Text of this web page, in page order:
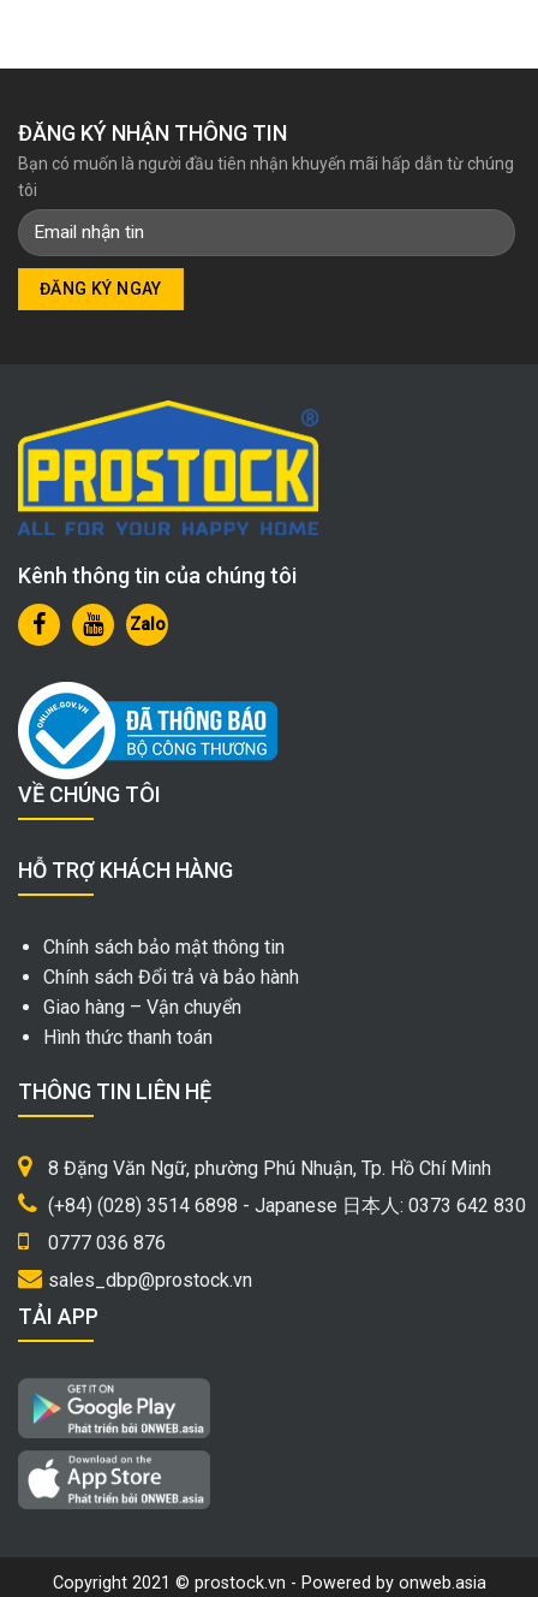
ĐĂNG KÝ NHẬN THÔNG TIN
Bạn có muốn là người đầu tiên nhận khuyến mãi hấp dẫn từ chúng
tôi
Kênh thông tin của chúng tôi
Zalo
VỀ CHÚNG TÔI
HỖ TRỢ KHÁCH HÀNG
Chính sách bảo mật thông tin
Chính sách Đổi trả và bảo hành
Giao hàng – Vận chuyển
Hình thức thanh toán
THÔNG TIN LIÊN HỆ
8 Đặng Văn Ngữ, phường Phú Nhuận, Tp. Hồ Chí Minh
(+84) (028) 3514 6898 - Japanese 日本人: 0373 642 830
0777 036 876
sales_dbp@prostock.vn
TẢI APP
Copyright 2021 © prostock.vn - Powered by onweb.asia